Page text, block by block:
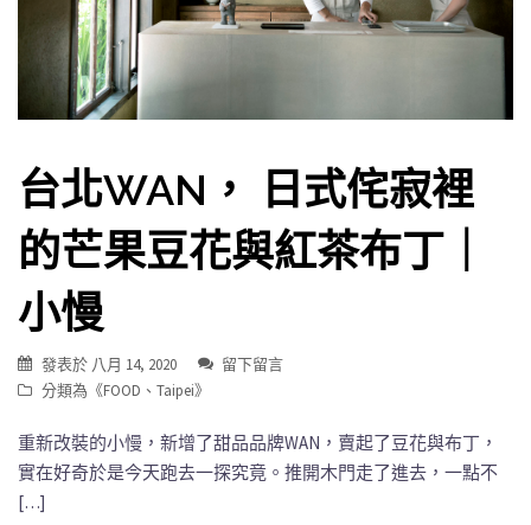
台北WAN， 日式侘寂裡
的芒果豆花與紅茶布丁｜
小慢
發表於 八月 14, 2020
留下留言
分類為《FOOD 、 Taipei》
重新改裝的小慢，新增了甜品品牌WAN，賣起了豆花與布丁，
實在好奇於是今天跑去一探究竟。推開木門走了進去，一點不
[…]